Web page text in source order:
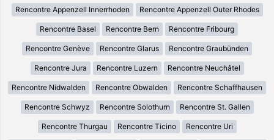
Rencontre Appenzell Innerrhoden Rencontre Appenzell Outer Rhodes
Rencontre Basel Rencontre Bern Rencontre Fribourg
Rencontre Genève Rencontre Glarus Rencontre Graubünden
Rencontre Jura Rencontre Luzern Rencontre Neuchâtel
Rencontre Nidwalden Rencontre Obwalden Rencontre Schaffhausen
Rencontre Schwyz Rencontre Solothurn Rencontre St. Gallen
Rencontre Thurgau Rencontre Ticino Rencontre Uri